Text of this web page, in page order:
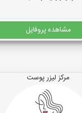
مشاهده پروفایل
مرکز لیزر پوست